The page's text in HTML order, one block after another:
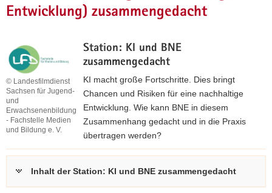
n
B
l
i
c
k
Entwicklung) zusammengedacht
Station: KI und BNE
zusammengedacht
© Landesfilmdienst
Sachsen für Jugend-
und
Erwachsenenbildung
- Fachstelle Medien
und Bildung e. V.
KI macht große Fortschritte. Dies bringt
Chancen und Risiken für eine nachhaltige
Entwicklung. Wie kann BNE in diesem
Zusammenhang gedacht und in die Praxis
übertragen werden?
Inhalt der Station: KI und BNE zusammengedacht